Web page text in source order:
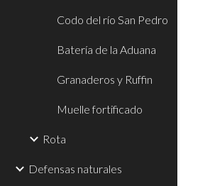
Codo del río San Pedro
Batería de la Aduana
Granaderos y Ruffin
Muelle fortificado
Rota
Defensas naturales